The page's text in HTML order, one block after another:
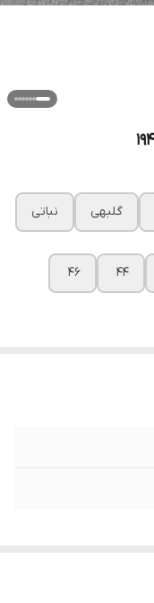
گلبهی
نباتی
۴۴ ۴۶